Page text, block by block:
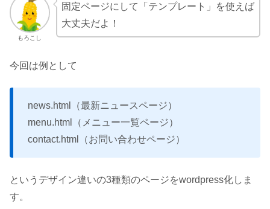
もろこし
固定ページにして「テンプレート」を使えば
大丈夫だよ！
今回は例として
news.html（最新ニュースページ）
menu.html（メニュー一覧ページ）
contact.html（お問い合わせページ）
というデザイン違いの3種類のページをwordpress化しま
す。